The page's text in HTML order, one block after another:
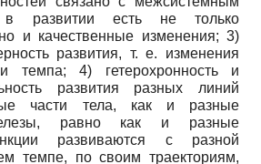
развитии есть не только
и качественные изменения; 3)
развития, т. е. изменения
темпа; 4) гетерохронность и
развития разных линий
части тела, как и разные
равно как и разные
развиваются с разной
темпе, по своим траекториям,